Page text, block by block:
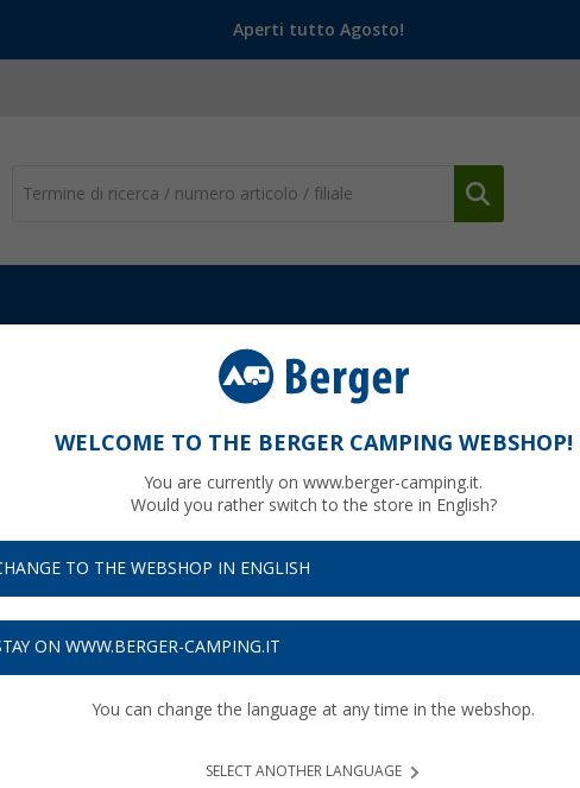
Aperti tutto Agosto!
WELCOME TO THE BERGER CAMPING WEBSHOP!
You are currently on www.berger-camping.it.
Would you rather switch to the store in English?
TO THE WEBSHOP IN ENGLISH
ON WWW.BERGER-CAMPING.IT
You can change the language at any time in the webshop.
SELECT ANOTHER LANGUAGE